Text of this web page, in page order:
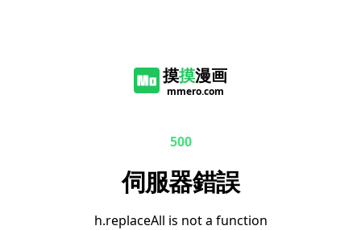
摸摸漫画
mmero.com
500
伺服器錯誤
h.replaceAll is not a function